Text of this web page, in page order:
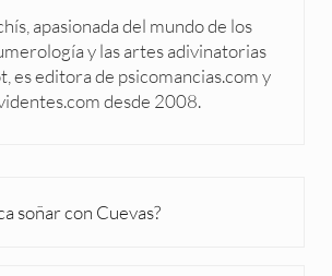
apasionada del mundo de los
y las artes adivinatorias
es editora de psicomancias.com y
desde 2008.
soñar con Cuevas?